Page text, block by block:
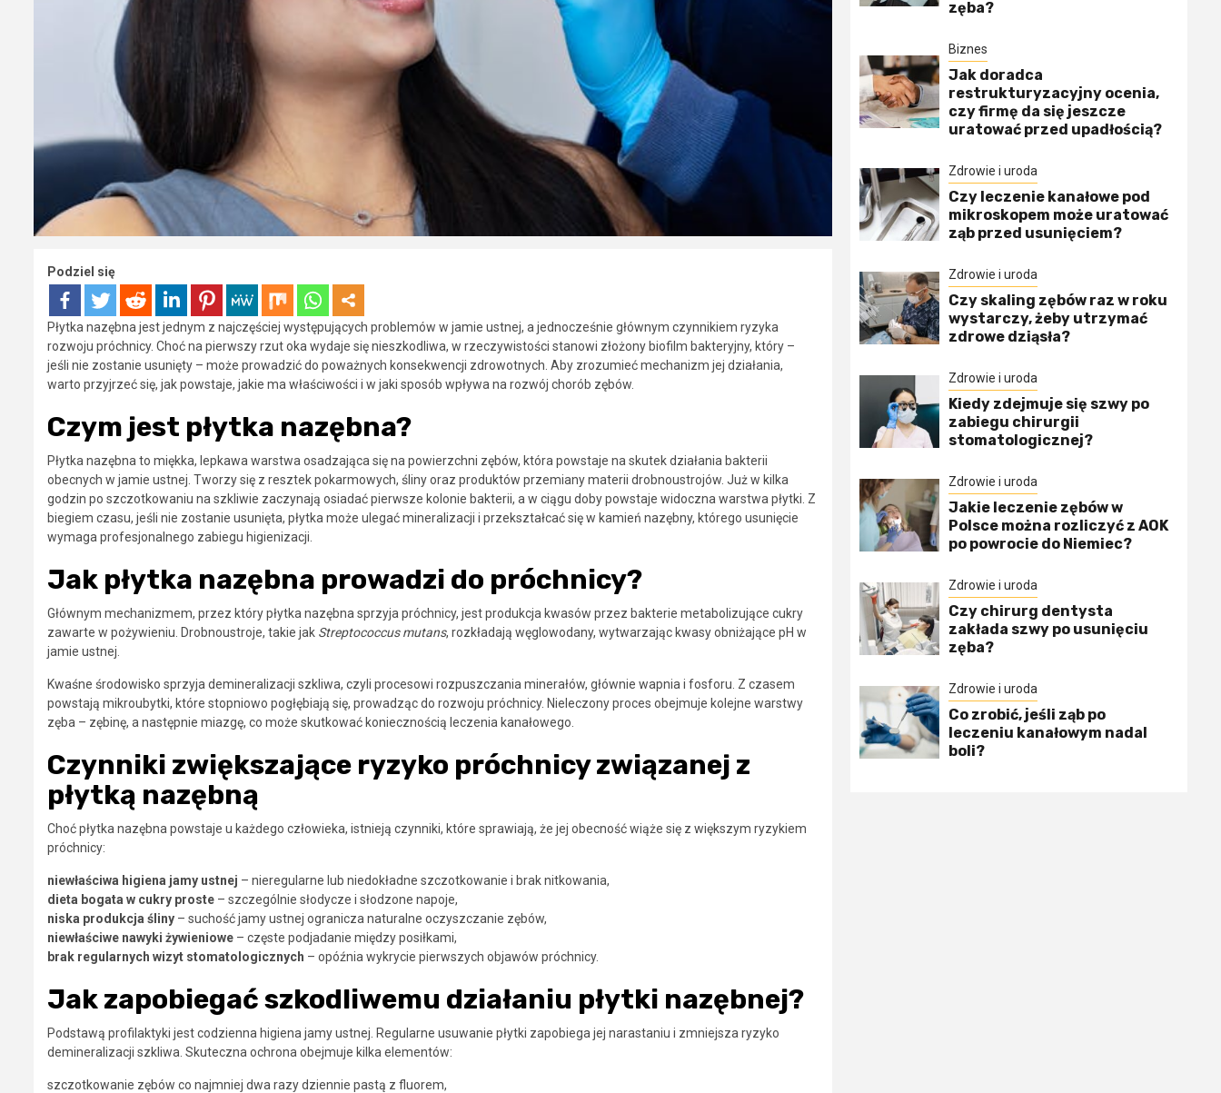
Podziel się
Płytka nazębna jest jednym z najczęściej występujących problemów w jamie ustnej, a jednocześnie głównym czynnikiem ryzyka
rozwoju próchnicy. Choć na pierwszy rzut oka wydaje się nieszkodliwa, w rzeczywistości stanowi złożony biofilm bakteryjny, który –
jeśli nie zostanie usunięty – może prowadzić do poważnych konsekwencji zdrowotnych. Aby zrozumieć mechanizm jej działania,
warto przyjrzeć się, jak powstaje, jakie ma właściwości i w jaki sposób wpływa na rozwój chorób zębów.
Czym jest płytka nazębna?
Płytka nazębna to miękka, lepkawa warstwa osadzająca się na powierzchni zębów, która powstaje na skutek działania bakterii
obecnych w jamie ustnej. Tworzy się z resztek pokarmowych, śliny oraz produktów przemiany materii drobnoustrojów. Już w kilka
godzin po szczotkowaniu na szkliwie zaczynają osiadać pierwsze kolonie bakterii, a w ciągu doby powstaje widoczna warstwa płytki. Z
biegiem czasu, jeśli nie zostanie usunięta, płytka może ulegać mineralizacji i przekształcać się w kamień nazębny, którego usunięcie
wymaga profesjonalnego zabiegu higienizacji.
Jak płytka nazębna prowadzi do próchnicy?
Głównym mechanizmem, przez który płytka nazębna sprzyja próchnicy, jest produkcja kwasów przez bakterie metabolizujące cukry
zawarte w pożywieniu. Drobnoustroje, takie jak Streptococcus mutans, rozkładają węglowodany, wytwarzając kwasy obniżające pH w
jamie ustnej.
Kwaśne środowisko sprzyja demineralizacji szkliwa, czyli procesowi rozpuszczania minerałów, głównie wapnia i fosforu. Z czasem
powstają mikroubytki, które stopniowo pogłębiają się, prowadząc do rozwoju próchnicy. Nieleczony proces obejmuje kolejne warstwy
zęba – zębinę, a następnie miazgę, co może skutkować koniecznością leczenia kanałowego.
Czynniki zwiększające ryzyko próchnicy związanej z
płytką nazębną
Choć płytka nazębna powstaje u każdego człowieka, istnieją czynniki, które sprawiają, że jej obecność wiąże się z większym ryzykiem
próchnicy:
niewłaściwa higiena jamy ustnej – nieregularne lub niedokładne szczotkowanie i brak nitkowania,
dieta bogata w cukry proste – szczególnie słodycze i słodzone napoje,
niska produkcja śliny – suchość jamy ustnej ogranicza naturalne oczyszczanie zębów,
niewłaściwe nawyki żywieniowe – częste podjadanie między posiłkami,
brak regularnych wizyt stomatologicznych – opóźnia wykrycie pierwszych objawów próchnicy.
Jak zapobiegać szkodliwemu działaniu płytki nazębnej?
Podstawą profilaktyki jest codzienna higiena jamy ustnej. Regularne usuwanie płytki zapobiega jej narastaniu i zmniejsza ryzyko
demineralizacji szkliwa. Skuteczna ochrona obejmuje kilka elementów:
szczotkowanie zębów co najmniej dwa razy dziennie pastą z fluorem,
zęba?
Biznes
Jak doradca
restrukturyzacyjny ocenia,
czy firmę da się jeszcze
uratować przed upadłością?
Zdrowie i uroda
Czy leczenie kanałowe pod
mikroskopem może uratować
ząb przed usunięciem?
Zdrowie i uroda
Czy skaling zębów raz w roku
wystarczy, żeby utrzymać
zdrowe dziąsła?
Zdrowie i uroda
Kiedy zdejmuje się szwy po
zabiegu chirurgii
stomatologicznej?
Zdrowie i uroda
Jakie leczenie zębów w
Polsce można rozliczyć z AOK
po powrocie do Niemiec?
Zdrowie i uroda
Czy chirurg dentysta
zakłada szwy po usunięciu
zęba?
Zdrowie i uroda
Co zrobić, jeśli ząb po
leczeniu kanałowym nadal
boli?